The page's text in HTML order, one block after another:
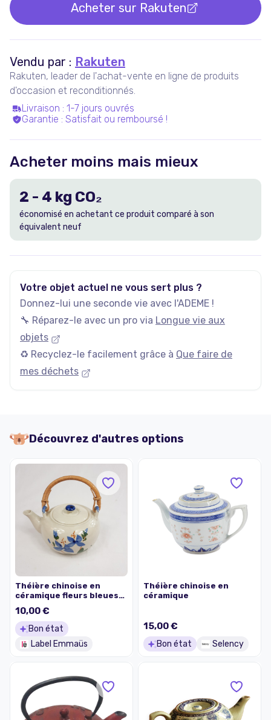
Acheter sur Rakuten
Vendu par : Rakuten
Rakuten, leader de l'achat-vente en ligne de produits
d'occasion et reconditionnés.
Livraison : 1-7 jours ouvrés
Garantie : Satisfait ou remboursé !
Acheter moins mais mieux
2 - 4 kg CO₂
économisé en achetant ce produit comparé à son
équivalent neuf
Votre objet actuel ne vous sert plus ?
Donnez-lui une seconde vie avec l'ADEME !
🔧 Réparez-le avec un pro via Longue vie aux
objets
♻️ Recyclez-le facilement grâce à Que faire de
mes déchets
Découvrez d'autres options
Théière chinoise en
céramique fleurs bleues
sur fond beige
10,00 €
Bon état
Label Emmaüs
Théière chinoise en
céramique
15,00 €
Bon état Selency